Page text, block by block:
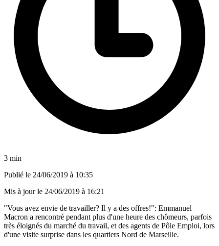
3 min
Publié le 24/06/2019 à 10:35
Mis à jour le 24/06/2019 à 16:21
"Vous avez envie de travailler? Il y a des offres!": Emmanuel
Macron a rencontré pendant plus d'une heure des chômeurs, parfois
très éloignés du marché du travail, et des agents de Pôle Emploi, lors
d'une visite surprise dans les quartiers Nord de Marseille.